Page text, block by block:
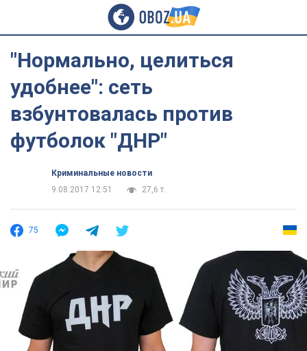
"Нормально, целиться
удобнее": сеть
взбунтовалась против
футболок "ДНР"
Криминальные новости
9.08.2017 12:51
27,6 т.
75